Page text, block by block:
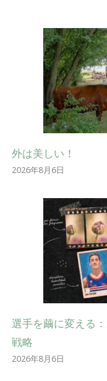
外は美しい！
2026年8月6日
選手を繭に変える
戦略
2026年8月6日